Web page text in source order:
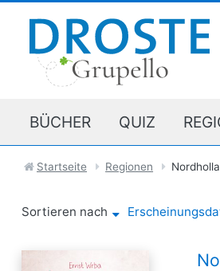
BÜCHER QUIZ
Startseite Regionen
Sortieren nach